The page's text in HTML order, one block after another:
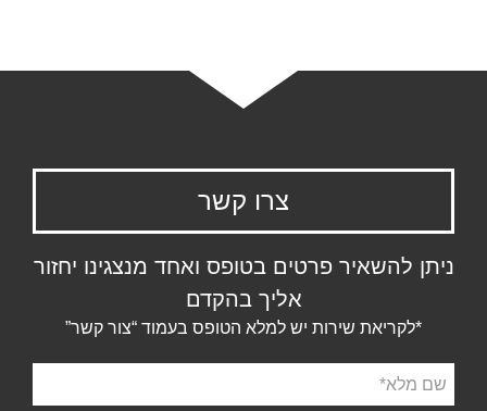
צרו קשר
ניתן להשאיר פרטים בטופס ואחד מנצגינו יחזור
אליך בהקדם
*לקריאת שירות יש למלא הטופס בעמוד “צור קשר”